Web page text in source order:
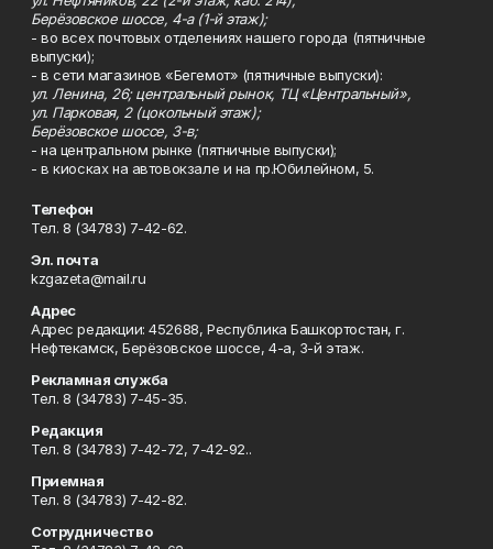
Берёзовское шоссе, 4-а (1-й этаж);
- во всех почтовых отделениях нашего города (пятничные
выпуски);
- в сети магазинов «Бегемот» (пятничные выпуски):
ул. Ленина, 26; центральный рынок, ТЦ «Центральный»,
ул. Парковая, 2 (цокольный этаж);
Берёзовское шоссе, 3-в;
- на центральном рынке (пятничные выпуски);
- в киосках на автовокзале и на пр.Юбилейном, 5.
Телефон
Тел. 8 (34783) 7-42-62.
Эл. почта
kzgazeta@mail.ru
Адрес
Адрес редакции: 452688, Республика Башкортостан, г.
Нефтекамск, Берёзовское шоссе, 4-а, 3-й этаж.
Рекламная служба
Тел. 8 (34783) 7-45-35.
Редакция
Тел. 8 (34783) 7-42-72, 7-42-92..
Приемная
Тел. 8 (34783) 7-42-82.
Сотрудничество